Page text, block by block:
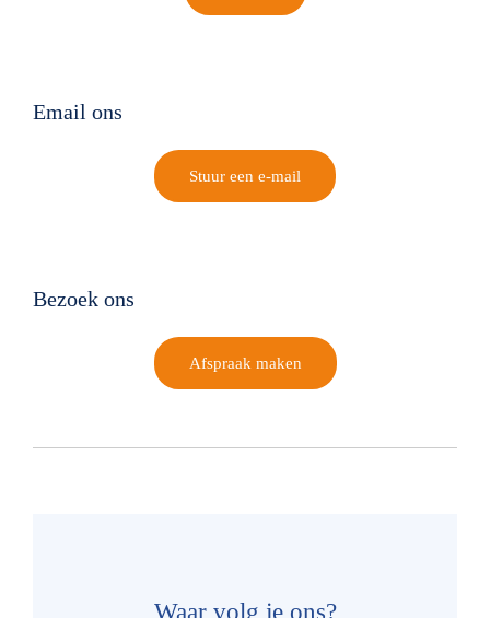
Email ons
Stuur een e-mail
Bezoek ons
Afspraak maken
Waar volg je ons?